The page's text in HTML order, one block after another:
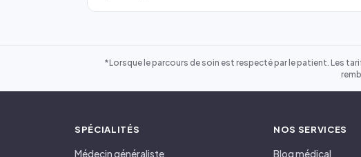
*Lorsque le parcours de soin est respecté par le patient. Les
SPÉCIALITÉS
Médecin généraliste
NOS SERVICES
Blog médical